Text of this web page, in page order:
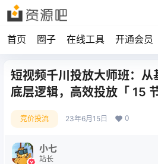
首页 圈子 在线工具 开通会员
短视频千川投放大师班：从
底层逻辑，高效投放「 15 节
竞价投流 23年6月15日 0
小七
站长